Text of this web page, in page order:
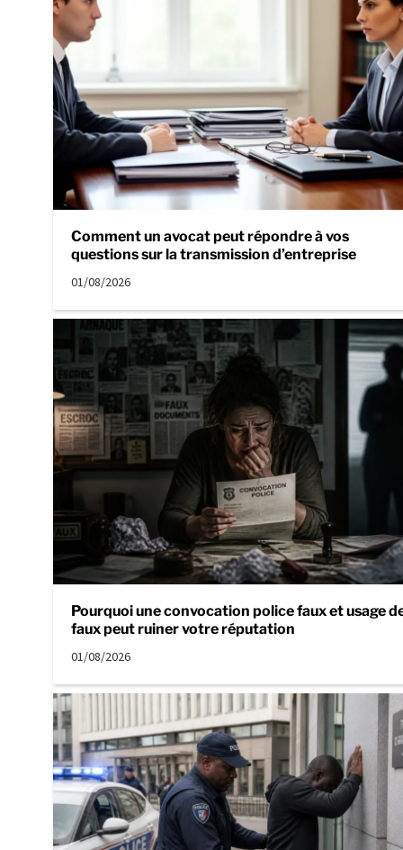
Comment un avocat peut répondre à vos
questions sur la transmission d’entreprise
01/08/2026
Pourquoi une convocation police faux et usage
faux peut ruiner votre réputation
01/08/2026